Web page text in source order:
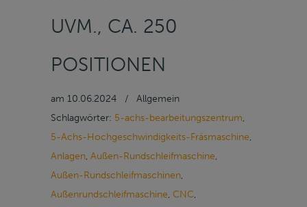
VM., CA. 250 P
OSITIONEN
am 10.06.2024 /
Allgemein
Schlagwörter: 5-achs-bearbeitungszentrum,
5-Achs-Hochgeschwindigkeits-Fräsmaschine,
Anlagen, Außen-Rundschleifmaschine,
Außen-Rundschleifmaschinen,
Außenrundschleifmaschine, CNC,